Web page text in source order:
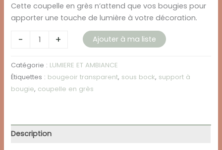
Cette coupelle en grès n’attend que vos bougies pour
apporter une touche de lumière à votre décoration.
-
quantité
COUPELLE
A
BOUGIE
+ Ajouter à ma liste
Catégorie : LUMIERE ET AMBIANCE
Étiquettes : bougeoir transparent, sous bock, support à
bougie, coupelle en grès
Description